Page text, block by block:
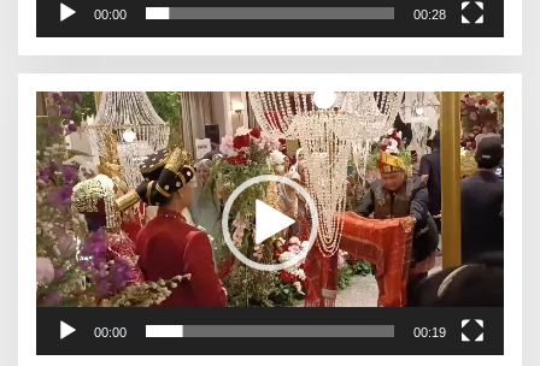
00:00 00:28
Pemutar
Video
00:00 00:19